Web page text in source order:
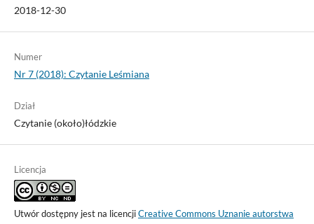
2018-12-30
Numer
Nr 7 (2018): Czytanie Leśmiana
Dział
Czytanie (około)łódzkie
Licencja
Utwór dostępny jest na licencjiCreative Commons Uznanie autorstwa